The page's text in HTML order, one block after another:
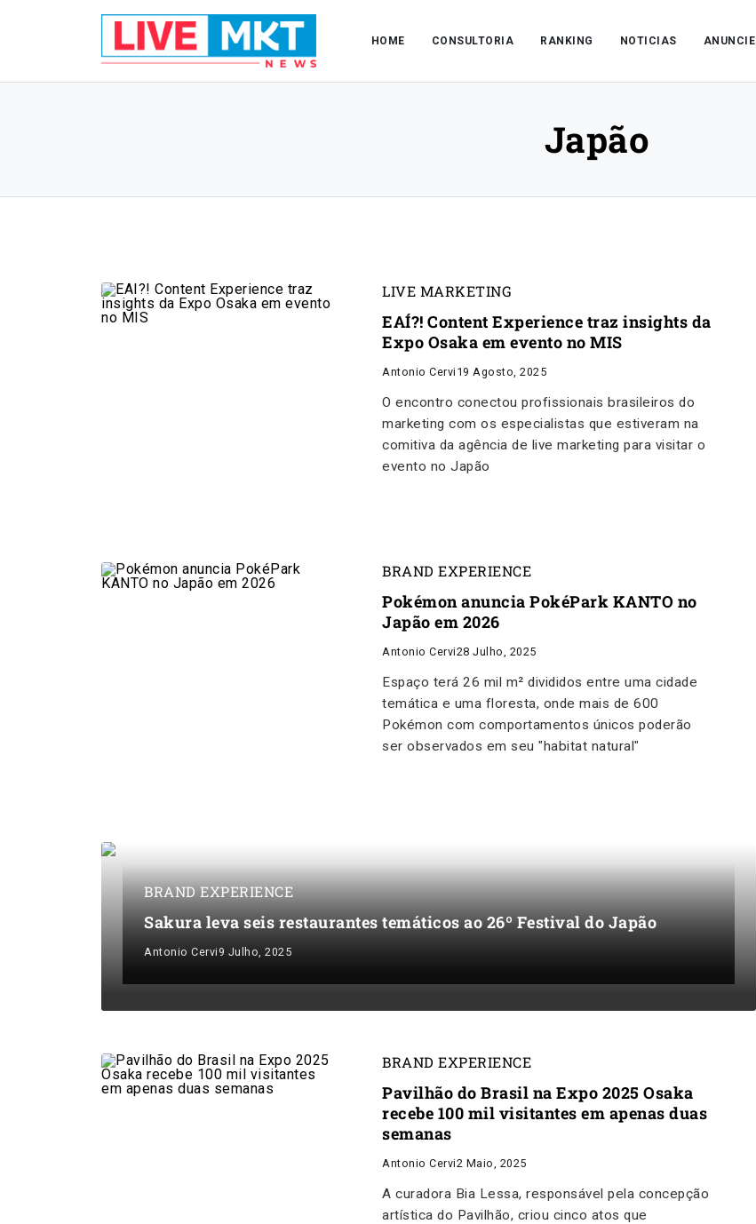
HOME CONSULTORIA RANKING NOTICIAS ANUNCIE
Japão
LIVE MARKETING
EAÍ?! Content Experience traz insights da
Expo Osaka em evento no MIS
Antonio Cervi 19 Agosto, 2025
O encontro conectou profissionais brasileiros do
marketing com os especialistas que estiveram na
comitiva da agência de live marketing para visitar o
evento no Japão
BRAND EXPERIENCE
Pokémon anuncia PokéPark KANTO no
Japão em 2026
Antonio Cervi28 Julho, 2025
Espaço terá 26 mil m² divididos entre uma cidade
temática e uma floresta, onde mais de 600
Pokémon com comportamentos únicos poderão
ser observados em seu "habitat natural"
BRAND EXPERIENCE
Sakura leva seis restaurantes temáticos ao 26º Festival do Japão
Antonio Cervi9 Julho, 2025
BRAND EXPERIENCE
Pavilhão do Brasil na Expo 2025 Osaka
recebe 100 mil visitantes em apenas duas
semanas
Antonio Cervi2 Maio, 2025
A curadora Bia Lessa, responsável pela concepção
artística do Pavilhão, criou cinco atos que